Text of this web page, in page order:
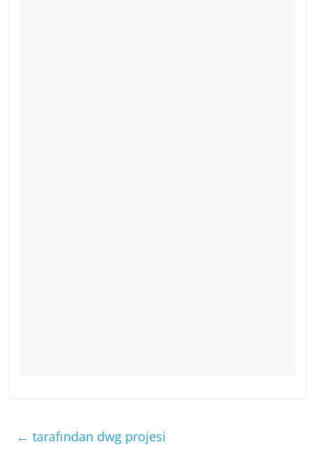
← tarafından dwg projesi